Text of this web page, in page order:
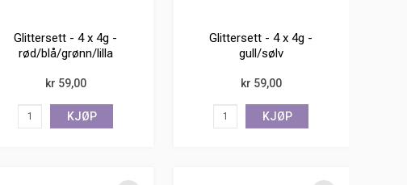
Glittersett - 4 x 4g -
rød/blå/grønn/lilla
kr 59,00
KJØP
Glittersett - 4 x 4g -
gull/sølv
kr 59,00
KJØP